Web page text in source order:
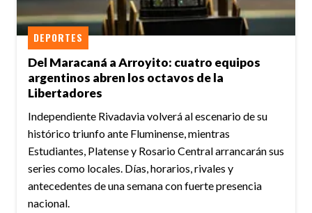
Del Maracaná a Arroyito: cuatro equipos
argentinos abren los octavos de la
Libertadores
DEPORTES
Independiente Rivadavia volverá al escenario de su
histórico triunfo ante Fluminense, mientras
Estudiantes, Platense y Rosario Central arrancarán sus
series como locales. Días, horarios, rivales y
antecedentes de una semana con fuerte presencia
nacional.